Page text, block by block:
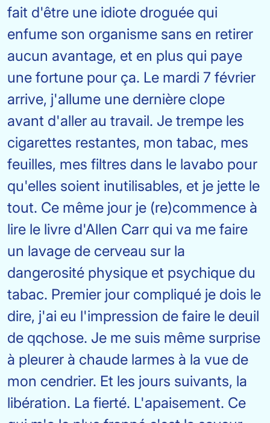
fait d'être une idiote droguée qui
enfume son organisme sans en retirer
aucun avantage, et en plus qui paye
une fortune pour ça. Le mardi 7 février
arrive, j'allume une dernière clope
avant d'aller au travail. Je trempe les
cigarettes restantes, mon tabac, mes
feuilles, mes filtres dans le lavabo pour
qu'elles soient inutilisables, et je jette le
tout. Ce même jour je (re)commence à
lire le livre d'Allen Carr qui va me faire
un lavage de cerveau sur la
dangerosité physique et psychique du
tabac. Premier jour compliqué je dois le
dire, j'ai eu l'impression de faire le deuil
de qqchose. Je me suis même surprise
à pleurer à chaude larmes à la vue de
mon cendrier. Et les jours suivants, la
libération. La fierté. L'apaisement. Ce